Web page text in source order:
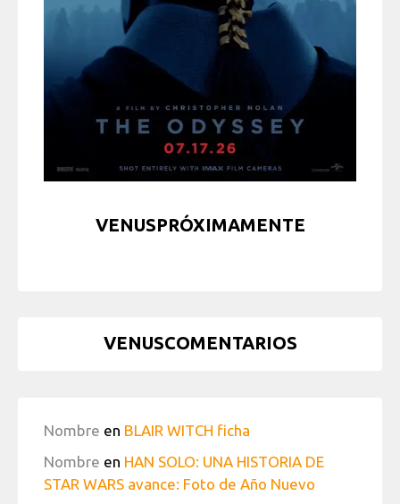
VENUSPRÓXIMAMENTE
VENUSCOMENTARIOS
Nombre en BLAIR WITCH ficha
Nombre en HAN SOLO: UNA HISTORIA DE
STAR WARS avance: Foto de Año Nuevo